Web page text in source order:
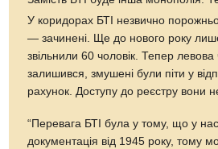
У коридорах БТІ незвично порожньо.
— зачинені. Ще до нового року лише
звільнили 60 чоловік. Тепер левова
залишився, змушені були піти у
рахунок. Доступу до реєстру вони
“Перевага БТІ була у тому, що у
документація від 1945 року, тому